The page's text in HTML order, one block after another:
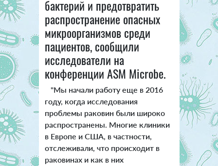
бактерий и предотвратить
распространение опасных
микроорганизмов среди
пациентов, сообщили
исследователи на
конференции ASM Microbe.
"Мы начали работу еще в 2016
году, когда исследования
проблемы раковин были широко
распространены. Многие клиники
в Европе и США, в частности,
отслеживали, что происходит в
раковинах и как в них